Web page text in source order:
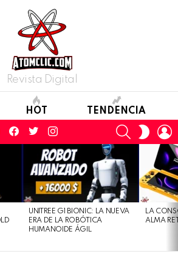
Revista Digital
HOT TENDENCIA
YouTubeFacebook
TwitterInstagram SEARCH
SKIN
UNITREE G1 BIONIC: LA NUEVA
ERA DE LA ROBÓTICA
HUMANOIDE ÁGIL
LA
ALMA